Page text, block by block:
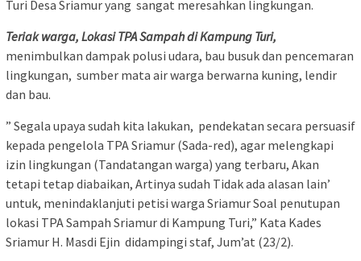
Turi Desa Sriamur yang sangat meresahkan lingkungan.
Teriak warga, Lokasi TPA Sampah di Kampung Turi,
menimbulkan dampak polusi udara, bau busuk dan pencemaran
lingkungan, sumber mata air warga berwarna kuning, lendir
dan bau.
” Segala upaya sudah kita lakukan, pendekatan secara persuasif
kepada pengelola TPA Sriamur (Sada-red), agar melengkapi
izin lingkungan (Tandatangan warga) yang terbaru, Akan
tetapi tetap diabaikan, Artinya sudah Tidak ada alasan lain’
untuk, menindaklanjuti petisi warga Sriamur Soal penutupan
lokasi TPA Sampah Sriamur di Kampung Turi,” Kata Kades
Sriamur H. Masdi Ejin didampingi staf, Jum’at (23/2).